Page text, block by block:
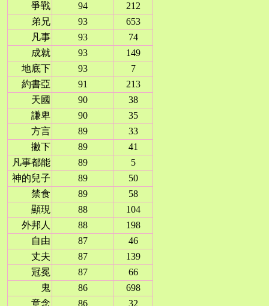
爭戰
94
212
弟兄
93
653
凡事
93
74
成就
93
149
地底下
93
7
約書亞
91
213
天國
90
38
謙卑
90
35
方言
89
33
撇下
89
41
凡事都能
89
5
神的兒子
89
50
禁食
89
58
顯現
88
104
外邦人
88
198
自由
87
46
丈夫
87
139
冠冕
87
66
鬼
86
698
意念
86 32